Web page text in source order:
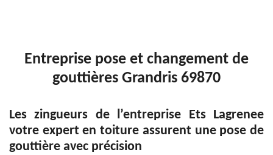
Entreprise pose et changement de
gouttières Grandris 69870
Les zingueurs de l’entreprise Ets Lagrenee
votre expert en toiture assurent une pose de
gouttière avec précision